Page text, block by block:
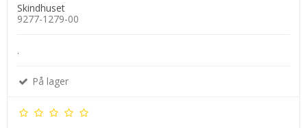
Skindhuset
9277-1279-00
.
På lager